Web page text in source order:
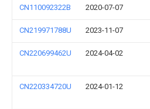
CN110092322B 2020-07-07
CN219971788U 2023-11-07
CN220699462U 2024-04-02
CN220334720U 2024-01-12